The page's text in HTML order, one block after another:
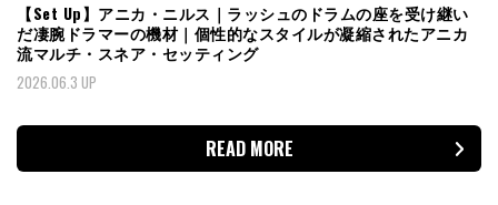
【Set Up】アニカ・ニルス｜ラッシュのドラムの座を受け継い
だ凄腕ドラマーの機材｜個性的なスタイルが凝縮されたアニカ
流マルチ・スネア・セッティング
2026.06.3 UP
READ MORE